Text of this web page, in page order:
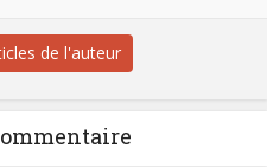
de l'auteur